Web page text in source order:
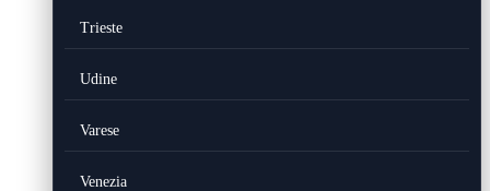
Trieste
Udine
Varese
Venezia